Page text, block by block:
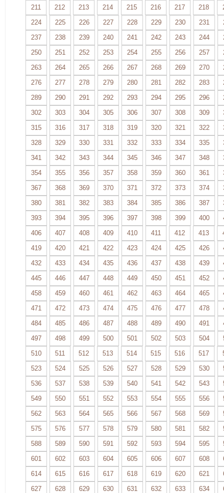
211 212 213 214 215 216 217 218
224
225 226 227 228 229 230 231
237
238 239 240 241 242 243 244
250
251 252 253 254 255 256 257
263
264 265 266 267 268 269 270
276
277 278 279 280 281 282 283
289
290 291 292 293 294 295 296
302
303 304 305 306 307 308 309
315
316 317 318 319 320 321 322
328
329 330 331 332 333 334 335
341
342 343 344 345 346 347 348
354
355 356 357 358 359 360 361
367
368 369 370 371 372 373 374
380
381 382 383 384 385 386 387
393
394 395 396 397 398 399 400
406
407 408 409 410 411 412 413
419
420 421 422 423 424 425 426
432
433 434 435 436 437 438 439
445
446 447 448 449 450 451 452
458
459 460 461 462 463 464 465
471
472 473 474 475 476 477 478
484
485 486 487 488 489 490 491
497
498 499 500 501 502 503 504
510
511 512 513 514 515 516 517
523
524 525 526 527 528 529 530
536
537 538 539 540 541 542 543
549
550 551 552 553 554 555 556
562
563 564 565 566 567 568 569
575
576 577 578 579 580 581 582
588
589 590 591 592 593 594 595
601
602 603 604 605 606 607 608
614
615 616 617 618 619 620 621
627
628 629 630 631 632 633 634